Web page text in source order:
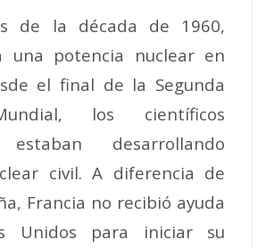
de la década de 1960,
una potencia nuclear en
el final de la Segunda
los científicos
estaban desarrollando
civil.A diferencia de
Francia no recibió ayuda
Unidos para iniciar su